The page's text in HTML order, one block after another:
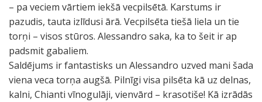
– pa veciem vārtiem iekšā vecpilsētā. Karstums ir
pazudis, tauta izlīdusi ārā. Vecpilsēta tiešā liela un tie
torņi – visos stūros. Alessandro saka, ka to šeit ir ap
padsmit gabaliem.
Saldējums ir fantastisks un Alessandro uzved mani šada
viena veca torņa augšā. Pilnīgi visa pilsēta kā uz delnas,
kalni, Chianti vīnogulāji, vienvārd – krasotiše! Kā izrādās